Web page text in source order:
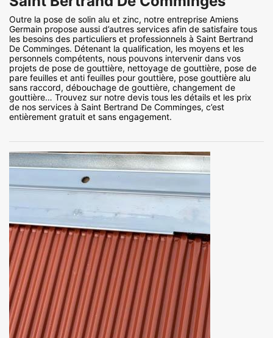
Outre la pose de solin alu et zinc, notre entreprise Amiens
Germain propose aussi d’autres services afin de satisfaire tous
les besoins des particuliers et professionnels à Saint Bertrand
De Comminges. Détenant la qualification, les moyens et les
personnels compétents, nous pouvons intervenir dans vos
projets de pose de gouttière, nettoyage de gouttière, pose de
pare feuilles et anti feuilles pour gouttière, pose gouttière alu
sans raccord, débouchage de gouttière, changement de
gouttière… Trouvez sur notre devis tous les détails et les prix
de nos services à Saint Bertrand De Comminges, c’est
entièrement gratuit et sans engagement.